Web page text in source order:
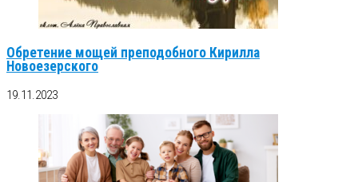
Обретение мощей преподобного Кирилла
Новоезерского
19.11.2023